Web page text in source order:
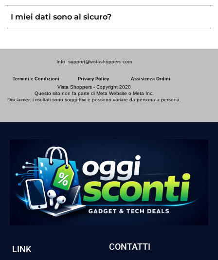
I miei dati sono al sicuro?
Info: support@vistashoppers.com
Termini e Condizioni Privacy Policy Assistenza Ordini
Vista Shoppers - Copyright 2020
Questo sito non fa parte di Meta Website o Meta Inc.
Disclaimer: i risultati sono soggettivi e possono variare da persona a persona.
LINK CONTATTI